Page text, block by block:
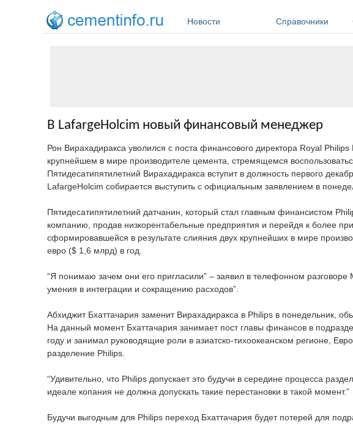
Новости
Справочники
В LafargeHolcim новый финансовый менеджер
Рон Вирахадиракса уволился с поста финансового директора Royal
крупнейшем в мире производителе цемента, стремящемся
Пятидесатипятилетний Вирахадиракса вступит в должность первого
LafargeHolcim собирается выступить с официальным заявлением в
Пятидесатипятилетний датчанин, который стал главным финансистом
компанию, продав низкорентабельные предприятия и перейдя к более
сформировавшейся в результате слияния двух крупнейших в мире
евро ($ 1,6 млрд) в год.
“Я понимаю зачем они его пригласили” – заявил в телефонном разговоре
умения в интеграции и сокращению расходов”.
Абхиджит Бхаттачария заменит Вирахадиракса в Philips в понедельник,
На данный момент Бхаттачария занимает пост главы финансов в
году и занимал руководящие роли в азиатско-тихоокеанском регионе,
разделение Philips.
“Удивительно, что Philips допускает это будучи в середине процесса
идеале копания не должна допускать такие перестановки в такой момент.”
Будучи выгодным для Philips переход Бхаттачария будет потерей для